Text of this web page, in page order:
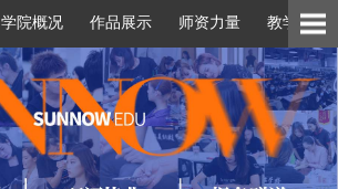
学院概况 作品展示 师资力量 教学环境